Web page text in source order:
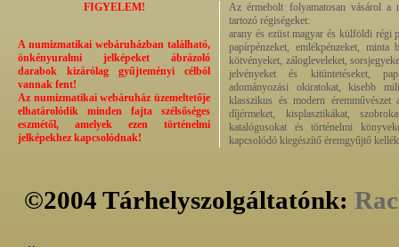
FIGYELEM!
A numizmatikai webáruházban található,
önkényuralmi jelképeket ábrázoló
darabok kizárólag gyűjteményi célból
vannak fent!
Az numizmatikai webáruház üzemeltetője
elhatárolódik minden fajta szélsőséges
eszmétől, amelyek ezen történelmi
jelképekhez kapcsolódnak!
Az érmebolt folyamatosan vásárol a
tartozó régiségeket:
arany és ezüst magyar és külföldi régi
papírpénzeket, emlékpénzeket, minta
kötvényeket, zálogleveleket,
jelvényeket és kitüntetéseket,
adományozási okiratokat, kisebb
klasszikus és modern éremművészet
díjérmeket, kisplasztikákat,
katalógusokat és történelmi
kapcsolódó kiegészítő éremgyűjtő
©2004 Tárhelyszolgáltatónk: